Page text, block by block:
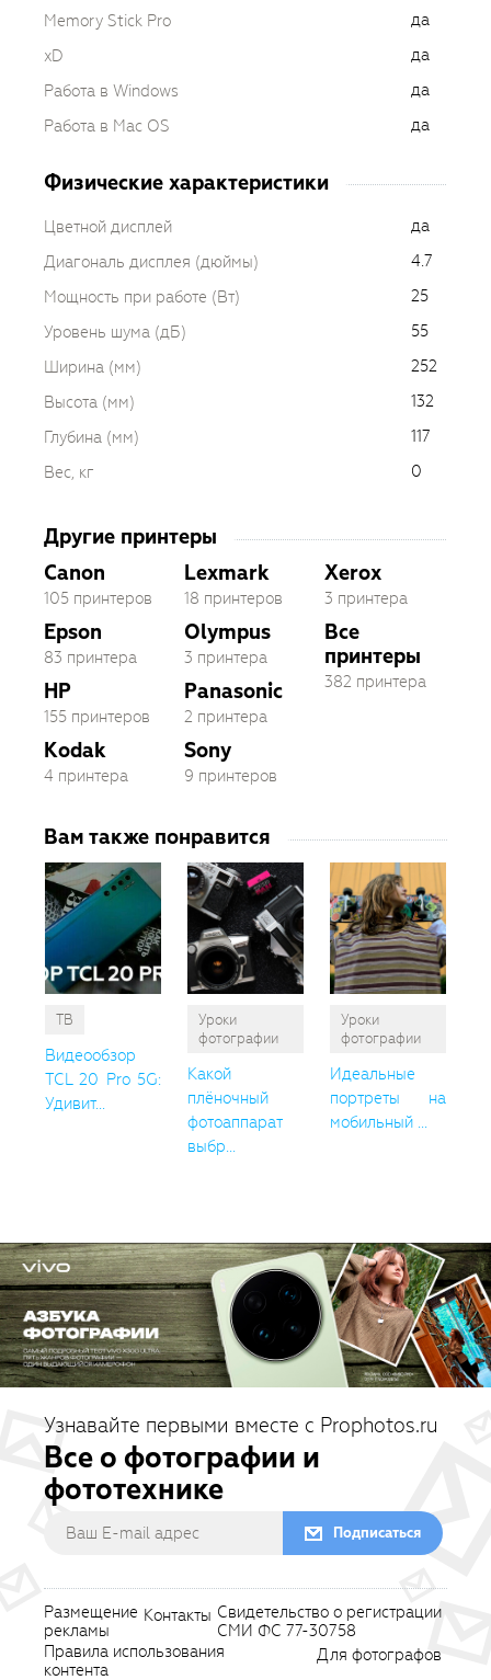
Memory Stick Pro
да
xD
да
Работа в Windows
да
Работа в Mac OS
да
Физические характеристики
Цветной дисплей
да
Диагональ дисплея (дюймы)
4.7
Мощность при работе (Вт)
25
Уровень шума (дБ)
55
Ширина (мм)
252
Высота (мм)
132
Глубина (мм)
117
Вес, кг
0
Другие принтеры
Canon
105 принтеров
Epson
83 принтера
HP
155 принтеров
Kodak
4 принтера
Lexmark
18 принтеров
Olympus
3 принтера
Panasonic
2 принтера
Sony
9 принтеров
Xerox
3 принтера
Все
принтеры
382 принтера
Вам также понравится
ТВ
Видеообзор
TCL 20 Pro 5G:
Удивит...
Уроки
фотографии
Какой
плёночный
фотоаппарат
выбр...
Уроки
фотографии
Идеальные
портреты на
мобильный ...
Узнавайте первыми вместе с Prophotos.ru
Все о фотографии и
фототехнике
Подписаться
Размещение
рекламы
Контакты Свидетельство о регистрации
СМИ ФС 77-30758
Правила использования
контента
Для фотографов